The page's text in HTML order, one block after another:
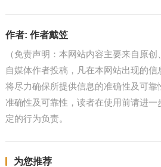
作者: 作者戴笠
（免责声明：本网站内容主要来自原
自媒体作者投稿，凡在本网站出现的
将尽力确保所提供信息的准确性及可靠
准确性及可靠性，读者在使用前请进
定的行为负责。
为您推荐